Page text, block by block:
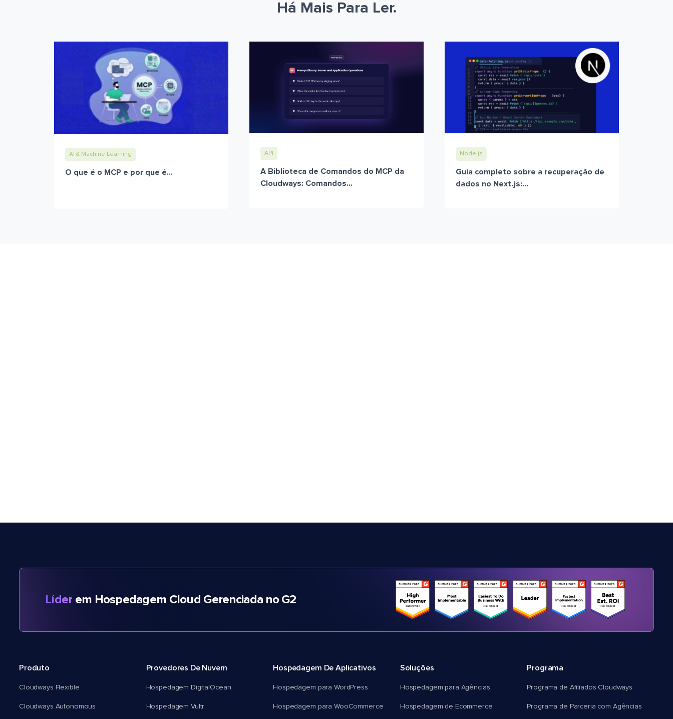
Há Mais Para Ler.
AI & Machine Learning
O que é o MCP e por que é...
API
A Biblioteca de Comandos do MCP da
Cloudways: Comandos...
Node.js
Guia completo sobre a recuperação de
dados no Next.js:...
Líder em Hospedagem Cloud Gerenciada no G2
Produto
Cloudways Flexible
Cloudways Autonomous
Provedores De Nuvem
Hospedagem DigitalOcean
Hospedagem Vultr
Hospedagem De Aplicativos
Hospedagem para WordPress
Hospedagem para WooCommerce
Soluções
Hospedagem para Agências
Hospedagem de Ecommerce
Programa
Programa de Afiliados Cloudways
Programa de Parceria com Agências